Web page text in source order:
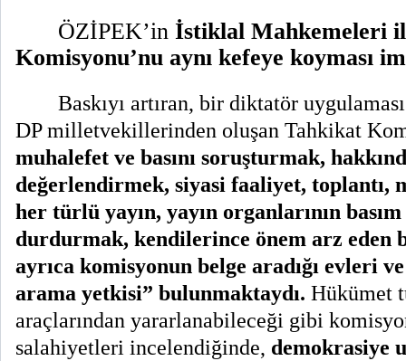
ÖZİPEK’inİstiklal Mahkemeleri
Komisyonu’nu aynı kefeye koyması
Baskıyı artıran, bir diktatör
DP milletvekillerinden oluşan Tahkikat
muhalefet ve basını soruşturmak,
değerlendirmek, siyasi faaliyet, toplantı,
her türlü yayın, yayın organlarının basım
durdurmak, kendilerince önem arz eden
ayrıca komisyonun belge aradığı evleri
arama yetkisi” bulunmaktaydı. Hükümet
araçlarından yararlanabileceği gibi
salahiyetleri incelendiğinde, demokrasiye